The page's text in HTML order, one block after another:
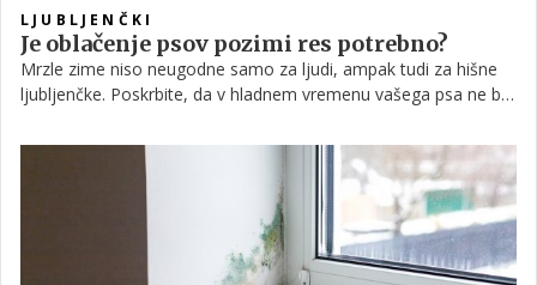
LJUBLJENČKI
Je oblačenje psov pozimi res potrebno?
Mrzle zime niso neugodne samo za ljudi, ampak tudi za hišne
ljubljenčke. Poskrbite, da v hladnem vremenu vašega psa ne bo
vsak pes potrebuje tudi dnevno aktivnost na prostem, se
morda sprašujete, ali ga je takrat morda smiselno obleči?